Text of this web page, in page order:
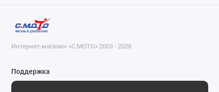
Интернет-магазин «С.МОТО» 2003 - 2026
Поддержка
8-800-55-00-327